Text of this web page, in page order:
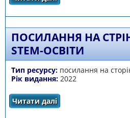
ПОСИЛАННЯ НА
STEM-ОСВІТИ
Тип ресурсу: посилання на
Рік видання: 2022
Читати далі